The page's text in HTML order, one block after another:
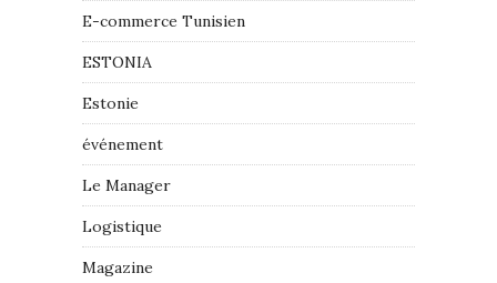
E-commerce Tunisien
ESTONIA
Estonie
événement
Le Manager
Logistique
Magazine